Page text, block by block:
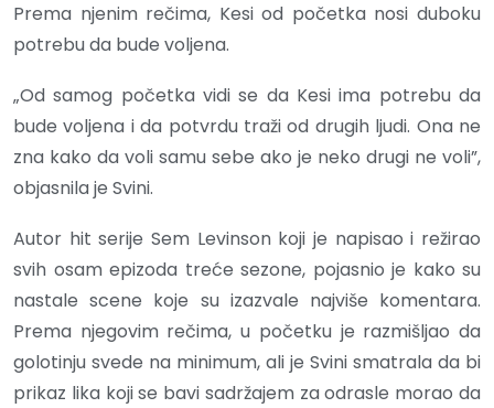
Prema njenim rečima, Kesi od početka nosi duboku
potrebu da bude voljena.
„Od samog početka vidi se da Kesi ima potrebu da
bude voljena i da potvrdu traži od drugih ljudi. Ona ne
zna kako da voli samu sebe ako je neko drugi ne voli”,
objasnila je Svini.
Autor hit serije Sem Levinson koji je napisao i režirao
svih osam epizoda treće sezone, pojasnio je kako su
nastale scene koje su izazvale najviše komentara.
Prema njegovim rečima, u početku je razmišljao da
golotinju svede na minimum, ali je Svini smatrala da bi
prikaz lika koji se bavi sadržajem za odrasle morao da